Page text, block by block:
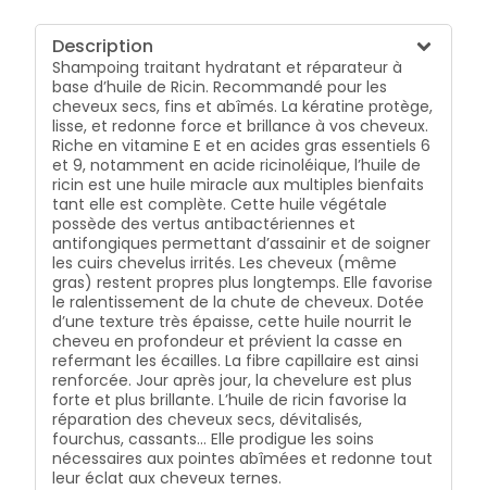
Description
Shampoing traitant hydratant et réparateur à
base d’huile de Ricin. Recommandé pour les
cheveux secs, fins et abîmés. La kératine protège,
lisse, et redonne force et brillance à vos cheveux.
Riche en vitamine E et en acides gras essentiels 6
et 9, notamment en acide ricinoléique, l’huile de
ricin est une huile miracle aux multiples bienfaits
tant elle est complète. Cette huile végétale
possède des vertus antibactériennes et
antifongiques permettant d’assainir et de soigner
les cuirs chevelus irrités. Les cheveux (même
gras) restent propres plus longtemps. Elle favorise
le ralentissement de la chute de cheveux. Dotée
d’une texture très épaisse, cette huile nourrit le
cheveu en profondeur et prévient la casse en
refermant les écailles. La fibre capillaire est ainsi
renforcée. Jour après jour, la chevelure est plus
forte et plus brillante. L’huile de ricin favorise la
réparation des cheveux secs, dévitalisés,
fourchus, cassants… Elle prodigue les soins
nécessaires aux pointes abîmées et redonne tout
leur éclat aux cheveux ternes.